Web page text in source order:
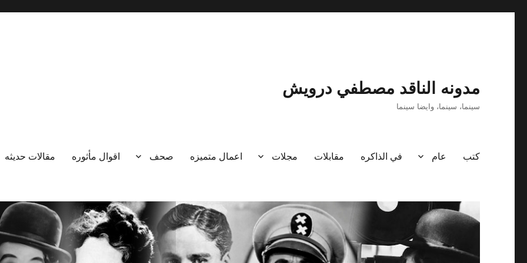
مدونه الناقد مصطفي درويش
سينما، سينما، وايضا سينما
كتب عام في الذاكره مقابلات مجلات اعمال متميزه صحف اقوال مأثوره مقالات حديثه